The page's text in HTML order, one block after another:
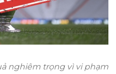
nghiêm trọng vì vi phạm